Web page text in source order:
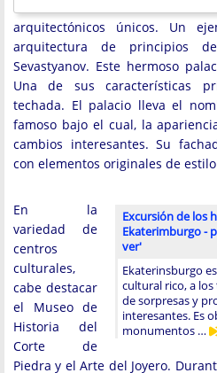
arquitectónicos únicos. Un
arquitectura de principios
Sevastyanov. Este hermoso
Una de sus características
techada. El palacio lleva el
famoso bajo el cual, la
cambios interesantes. Su
con elementos originales de
Excursión de los
Ekaterimburgo -
ver'
Ekaterinsburgo
cultural rico, a
de sorpresas y
interesantes. Es
monumentos …
En la
variedad de
centros
culturales,
cabe destacar
el Museo de
Historia del
Corte de
Piedra y el Arte del Joyero.